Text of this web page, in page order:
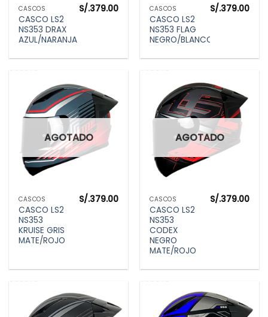
CASCOS
CASCO LS2
NS353 DRAX
AZUL/NARANJA
S/.379.00 CASCOS
CASCO LS2
NS353 FLAG
NEGRO/BLANCO
S/.379.00
AGOTADO
CASCOS
CASCO LS2
NS353
KRUISE GRIS
MATE/ROJO
S/.379.00
AGOTADO
CASCOS
CASCO LS2
NS353
CODEX
NEGRO
MATE/ROJO
S/.379.00